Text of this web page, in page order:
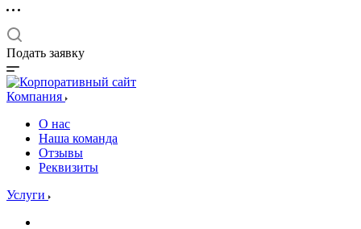
Подать заявку
Компания
О нас
Наша команда
Отзывы
Реквизиты
Услуги